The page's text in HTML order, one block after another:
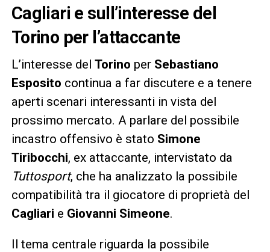
Cagliari e sull’interesse del
Torino per l’attaccante
L’interesse del Torino per Sebastiano
Esposito continua a far discutere e a tenere
aperti scenari interessanti in vista del
prossimo mercato. A parlare del possibile
incastro offensivo è stato Simone
Tiribocchi, ex attaccante, intervistato da
Tuttosport, che ha analizzato la possibile
compatibilità tra il giocatore di proprietà del
Cagliari e Giovanni Simeone.
Il tema centrale riguarda la possibile